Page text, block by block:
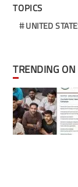
TOPICS
UNITED
TRENDING